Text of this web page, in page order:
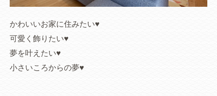
かわいいお家に住みたい♥
可愛く飾りたい♥
夢を叶えたい♥
小さいころからの夢♥